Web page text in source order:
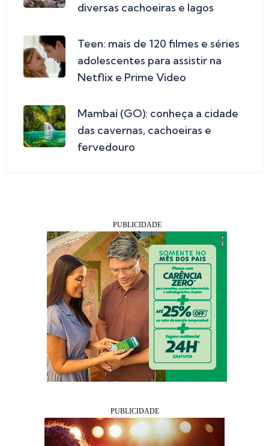
diversas cachoeiras e lagos
Teen: mais de 120 filmes e séries
adolescentes para assistir na
Netflix e Prime Video
Mambaí (GO): conheça a cidade
das cavernas, cachoeiras e
fervedouro